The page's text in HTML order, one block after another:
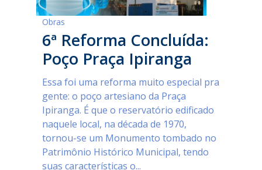
Obras
6ª Reforma Concluída:
Poço Praça Ipiranga
Essa foi uma reforma muito especial pra
gente: o poço artesiano da Praça
Ipiranga. É que o reservatório edificado
naquele local, na década de 1970,
tornou-se um Monumento tombado no
Patrimônio Histórico Municipal, tendo
suas características o...